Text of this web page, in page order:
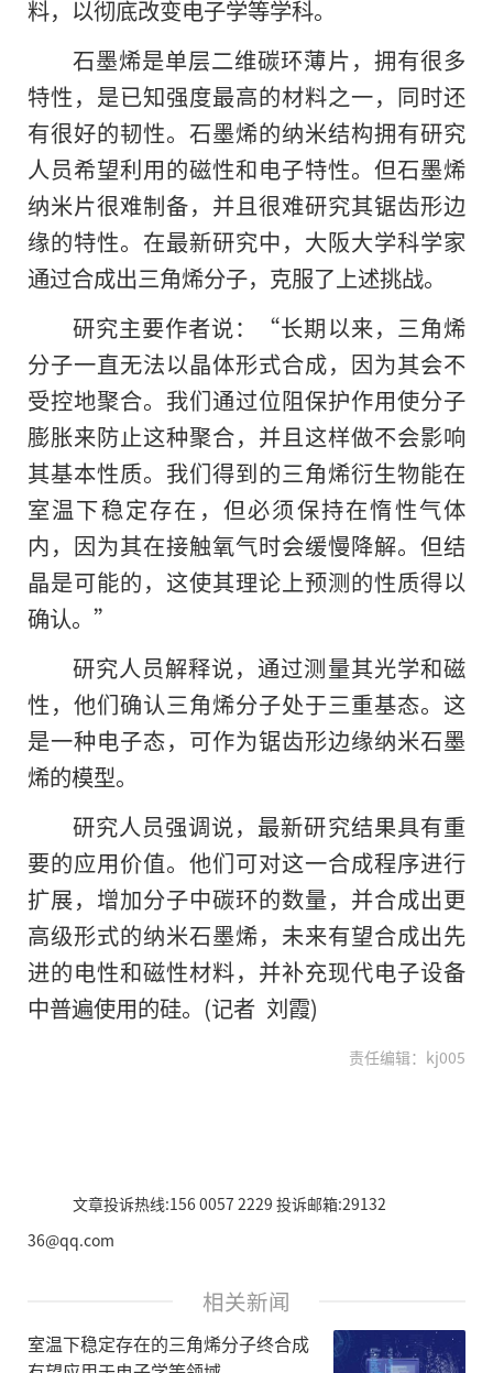
料，以彻底改变电子学等学科。
石墨烯是单层二维碳环薄片，拥有很多
特性，是已知强度最高的材料之一，同时还
有很好的韧性。石墨烯的纳米结构拥有研究
人员希望利用的磁性和电子特性。但石墨烯
纳米片很难制备，并且很难研究其锯齿形边
缘的特性。在最新研究中，大阪大学科学家
通过合成出三角烯分子，克服了上述挑战。
研究主要作者说：“长期以来，三角烯
分子一直无法以晶体形式合成，因为其会不
受控地聚合。我们通过位阻保护作用使分子
膨胀来防止这种聚合，并且这样做不会影响
其基本性质。我们得到的三角烯衍生物能在
室温下稳定存在，但必须保持在惰性气体
内，因为其在接触氧气时会缓慢降解。但结
晶是可能的，这使其理论上预测的性质得以
确认。”
研究人员解释说，通过测量其光学和磁
性，他们确认三角烯分子处于三重基态。这
是一种电子态，可作为锯齿形边缘纳米石墨
烯的模型。
研究人员强调说，最新研究结果具有重
要的应用价值。他们可对这一合成程序进行
扩展，增加分子中碳环的数量，并合成出更
高级形式的纳米石墨烯，未来有望合成出先
进的电性和磁性材料，并补充现代电子设备
中普遍使用的硅。(记者 刘霞)
责任编辑：kj005
文章投诉热线:156 0057 2229 投诉邮箱:29132
36@qq.com
相关新闻
室温下稳定存在的三角烯分子终合成